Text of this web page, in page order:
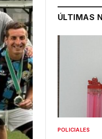
ÚLTIMAS
POLICIALES